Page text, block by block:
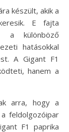
készült, akik a
E fajta
a különböző
hatásokkal
A Gigant F1
hanem a
arra, hogy a
feldolgozóipar
F1 paprika